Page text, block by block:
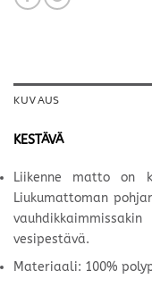
KUVAUS
KESTÄVÄ
Liikenne matto on
Liukumattoman
vesipestävä.
Materiaali: 100%